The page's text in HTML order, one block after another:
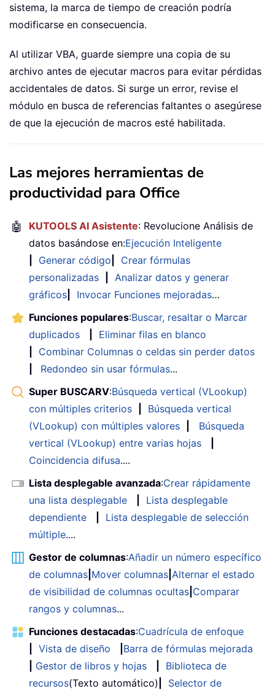
sistema, la marca de tiempo de creación podría
modificarse en consecuencia.
Al utilizar VBA, guarde siempre una copia de su
archivo antes de ejecutar macros para evitar pérdidas
accidentales de datos. Si surge un error, revise el
módulo en busca de referencias faltantes o asegúrese
de que la ejecución de macros esté habilitada.
Las mejores herramientas de
productividad para Office
🤖 KUTOOLS AI Asistente: Revolucione Análisis de
datos basándose en:Ejecución Inteligente
Generar código
Crear fórmulas
personalizadas
Analizar datos y generar
gráficos
Invocar Funciones mejoradas…
Funciones populares:Buscar, resaltar o Marcar
duplicados
Eliminar filas en blanco
Combinar Columnas o celdas sin perder datos
Redondeo sin usar fórmulas...
Super BUSCARV:Búsqueda vertical (VLookup)
con múltiples criterios
Búsqueda vertical
(VLookup) con múltiples valores
Búsqueda
vertical (VLookup) entre varias hojas
Coincidencia difusa....
Lista desplegable avanzada:Crear rápidamente
una lista desplegable
Lista desplegable
dependiente
Lista desplegable de selección
múltiple....
Gestor de columnas:Añadir un número específico
de columnas Mover columnas Alternar el estado
de visibilidad de columnas ocultas Comparar
rangos y columnas...
Funciones destacadas:Cuadrícula de enfoque
Vista de diseño
Barra de fórmulas mejorada
Gestor de libros y hojas
Biblioteca de
recursos(Texto automático)
Selector de